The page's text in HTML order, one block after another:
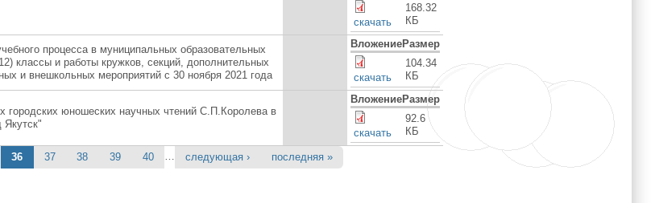
скачать
168.32
КБ
процесса в муниципальных образовательных
классы и работы кружков, секций, дополнительных
и внешкольных мероприятий с 30 ноября 2021 года
ВложениеРазмер
скачать
104.34
КБ
городских юношеских научных чтений С.П.Королева в
Якутск"
ВложениеРазмер
скачать
92.6
КБ
36 37 38 39 40 … следующая › последняя »